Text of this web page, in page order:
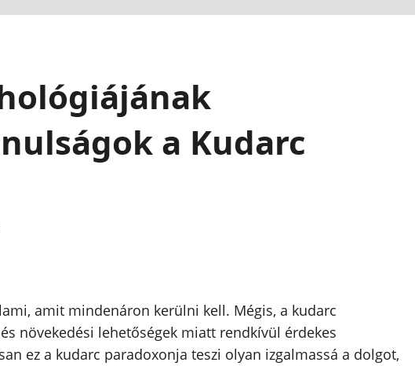
a Kudarc
amit mindenáron kerülni kell. Mégis, a kudarc
növekedési lehetőségek miatt rendkívül érdekes
ez a kudarc paradoxonja teszi olyan izgalmassá a dolgot,